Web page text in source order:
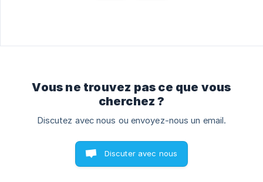
Vous ne trouvez pas ce que vous
cherchez ?
Discutez avec nous ou envoyez-nous un email.
Discuter avec nous